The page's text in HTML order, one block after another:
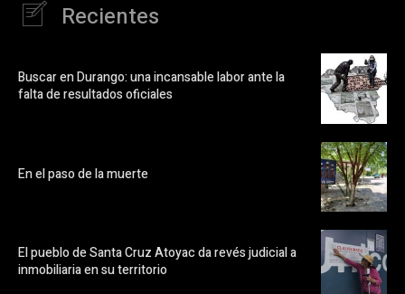
Recientes
Buscar en Durango: una incansable labor ante la
falta de resultados oficiales
En el paso de la muerte
El pueblo de Santa Cruz Atoyac da revés judicial a
inmobiliaria en su territorio